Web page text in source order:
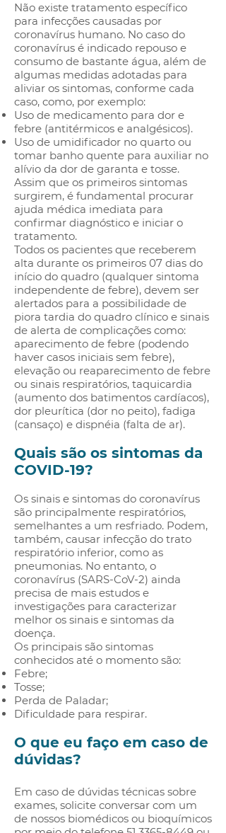
Não existe tratamento específico
para infecções causadas por
coronavírus humano. No caso do
coronavírus é indicado repouso e
consumo de bastante água, além de
algumas medidas adotadas para
aliviar os sintomas, conforme cada
caso, como, por exemplo:
Uso de medicamento para dor e
febre (antitérmicos e analgésicos).
Uso de umidificador no quarto ou
tomar banho quente para auxiliar no
alívio da dor de garanta e tosse.
Assim que os primeiros sintomas
surgirem, é fundamental procurar
ajuda médica imediata para
confirmar diagnóstico e iniciar o
tratamento.
Todos os pacientes que receberem
alta durante os primeiros 07 dias do
início do quadro (qualquer sintoma
independente de febre), devem ser
alertados para a possibilidade de
piora tardia do quadro clínico e sinais
de alerta de complicações como:
aparecimento de febre (podendo
haver casos iniciais sem febre),
elevação ou reaparecimento de febre
ou sinais respiratórios, taquicardia
(aumento dos batimentos cardíacos),
dor pleurítica (dor no peito), fadiga
(cansaço) e dispnéia (falta de ar).
Quais são os sintomas da
COVID-19?
Os sinais e sintomas do coronavírus
são principalmente respiratórios,
semelhantes a um resfriado. Podem,
também, causar infecção do trato
respiratório inferior, como as
pneumonias. No entanto, o
coronavírus (SARS-CoV-2) ainda
precisa de mais estudos e
investigações para caracterizar
melhor os sinais e sintomas da
doença.
Os principais são sintomas
conhecidos até o momento são:
Febre;
Tosse;
Perda de Paladar;
Dificuldade para respirar.
O que eu faço em caso de
dúvidas?
Em caso de dúvidas técnicas sobre
exames, solicite conversar com um
de nossos biomédicos ou bioquímicos